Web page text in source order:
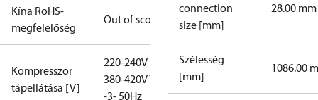
Kína RoHS-
megfelelőség
Out of scope
Kompresszor
tápellátása [V]
220-240V D /
380-420V Y
-3- 50Hz
connection
size [mm]
28.00 mm
Szélesség
[mm]
1086.00